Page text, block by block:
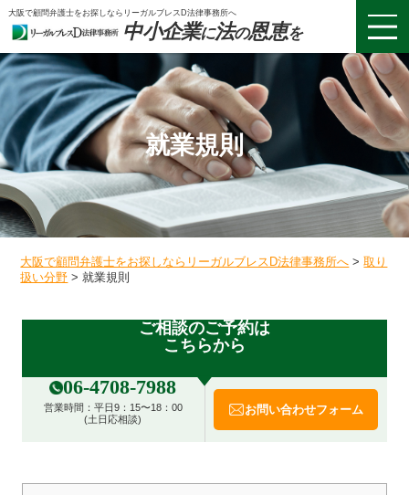
大阪で顧問弁護士をお探しならリーガルブレスD法律事務所へ
中小企業に法の恩恵を
就業規則
大阪で顧問弁護士をお探しならリーガルブレスD法律事務所へ >取り
扱い分野 > 就業規則
ご相談のご予約は
こちらから
06-4708-7988
営業時間： 平日9：15〜18：00
(土日応相談)
お問い合わせフォーム